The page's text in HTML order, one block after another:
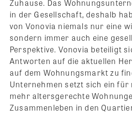
Zuhause. Das
in der Gesellschaft, deshalb
von Vonovia niemals nur eine
sondern immer auch eine
Perspektive. Vonovia beteiligt
Antworten auf die aktuellen
auf dem Wohnungsmarkt zu
Unternehmen setzt sich ein
mehr altersgerechte
Zusammenleben in den